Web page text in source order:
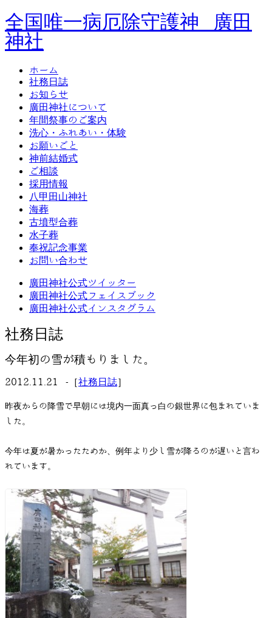
全国唯一病厄除守護神 廣田
神社
ホーム
社務日誌
お知らせ
廣田神社について
年間祭事のご案内
洗心・ふれあい・体験
お願いごと
神前結婚式
ご相談
採用情報
八甲田山神社
海葬
古墳型合葬
水子葬
奉祝記念事業
お問い合わせ
廣田神社公式ツイッター
廣田神社公式フェイスブック
廣田神社公式インスタグラム
社務日誌
今年初の雪が積もりました。
2012.11.21 -［社務日誌］
昨夜からの降雪で早朝には境内一面真っ白の銀世界に包まれていま
した。
今年は夏が暑かったためか、例年より少し雪が降るのが遅いと言わ
れています。